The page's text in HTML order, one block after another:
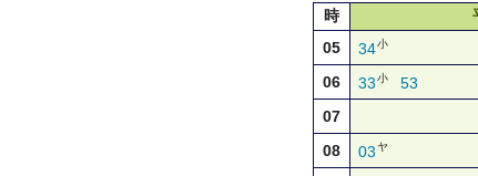
時
05
34小
06 33小
53
07
08 03ヤ